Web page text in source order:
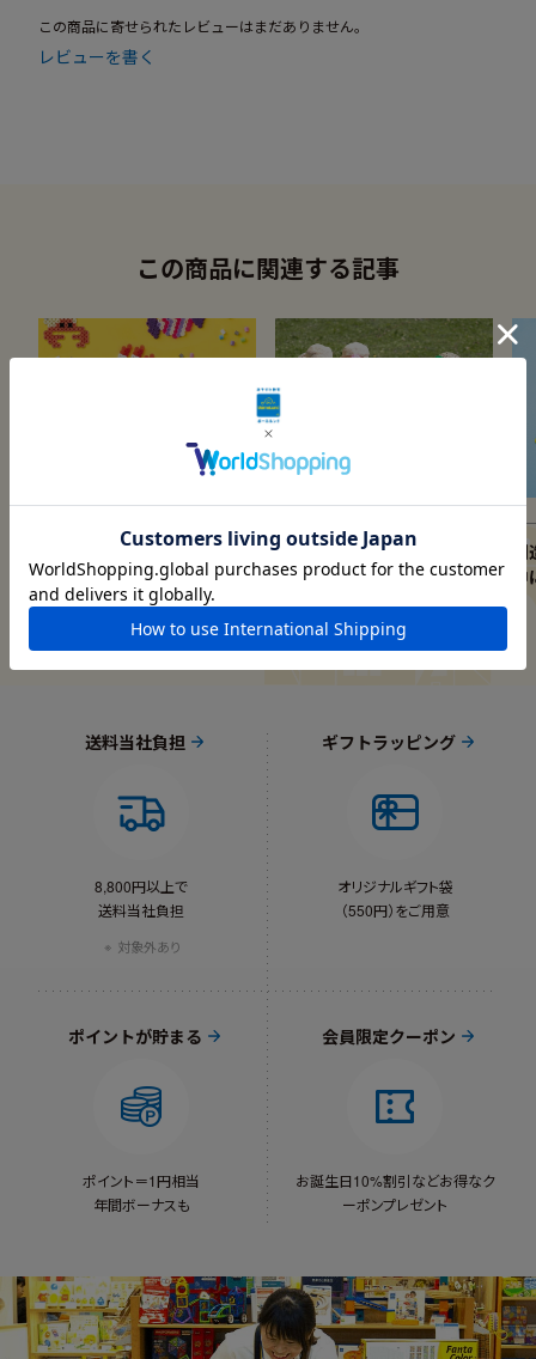
この商品に寄せられたレビューはまだありません。
レビューを書く
この商品に関連する記事
デンマークの家族の暮らしや
子育て
送料当社負担
8,800円以上で
送料当社負担
対象外あり
ギフトラッピング
オリジナルギフト袋
（550円）をご用意
ポイントが貯まる
ポイント＝1円相当
年間ボーナスも
会員限定クーポン
お誕生日10%割引などお得なク
ーポンプレゼント